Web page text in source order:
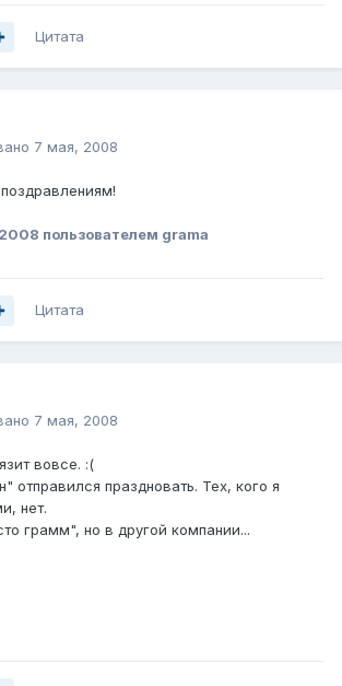
Цитата
7 мая, 2008
пользователем grama
Цитата
7 мая, 2008
вовсе. :(
отправился праздновать. Тех, кого я
нет.
грамм", но в другой компании...